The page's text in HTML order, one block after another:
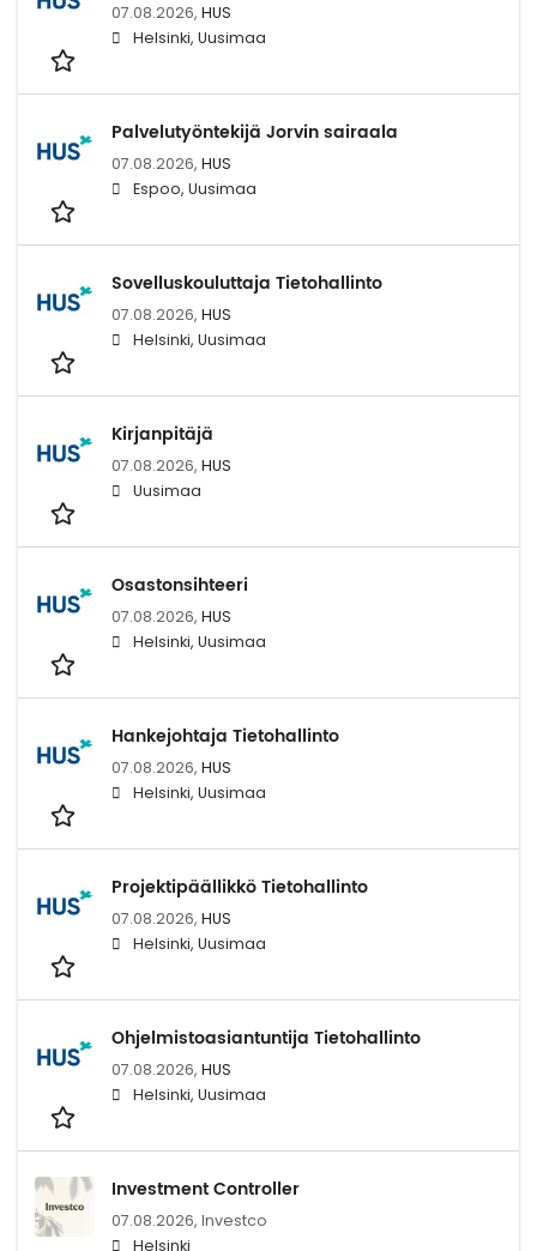
07.08.2026, HUS
Helsinki, Uusimaa
Palvelutyöntekijä Jorvin sairaala
07.08.2026, HUS
Espoo, Uusimaa
Sovelluskouluttaja Tietohallinto
07.08.2026, HUS
Helsinki, Uusimaa
Kirjanpitäjä
07.08.2026, HUS
Uusimaa
Osastonsihteeri
07.08.2026, HUS
Helsinki, Uusimaa
Hankejohtaja Tietohallinto
07.08.2026, HUS
Helsinki, Uusimaa
Projektipäällikkö Tietohallinto
07.08.2026, HUS
Helsinki, Uusimaa
Ohjelmistoasiantuntija Tietohallinto
07.08.2026, HUS
Helsinki, Uusimaa
Investment Controller
07.08.2026, Investco
Helsinki